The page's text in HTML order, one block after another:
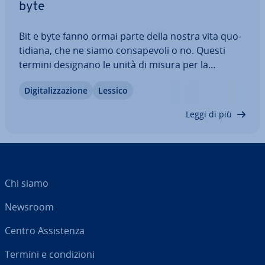
byte
Bit e byte fanno ormai parte della nostra vita quo­
ti­dia­na, che ne siamo con­sa­pe­vo­li o no. Questi
termini designano le unità di misura per la
significa che è ne­ces­sa­rio co­no­scer­li quando si
Di­gi­ta­liz­za­zio­ne Lessico
Leggi di più
Chi siamo
Newsroom
Centro As­si­sten­za
Termini e con­di­zio­ni